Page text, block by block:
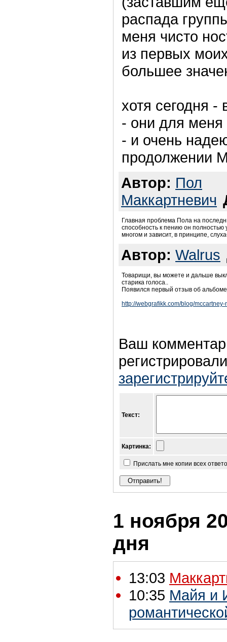
распада
меня чисто
из первых
большее
хотя сегодня -
- они для меня
- и очень
продолжении
Автор: Пол
Маккартневич
Главная проблема Пола на
способность к пению он полностью
многом и зависит, в принципе,
Автор: Walrus
Товарищи, вы можете и дальше
старика голоса..
Появился первый отзыв об
http://webgrafikk.com/blog/
Ваш
Текст:
Картинка:
Прислать мне копии всех
1 ноября
дня
13:03
10:35 Майя и